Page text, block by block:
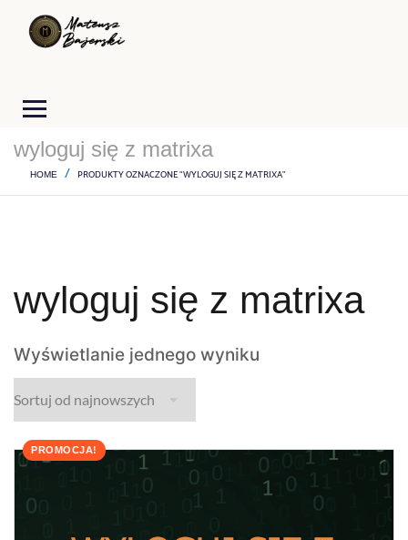
wyloguj się z matrixa
HOME PRODUKTY OZNACZONE “WYLOGUJ SIĘ Z MATRIXA”
wyloguj się z matrixa
Wyświetlanie jednego wyniku
PROMOCJA!